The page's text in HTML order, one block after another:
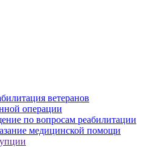
ветеранов
операции
по вопросам реабилитации
медицинской помощи